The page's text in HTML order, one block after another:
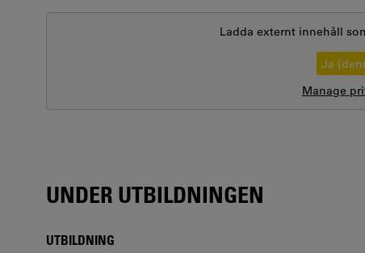
Ladda externt innehåll
Ja
Manage
UNDER UTBILDNINGEN
UTBILDNING